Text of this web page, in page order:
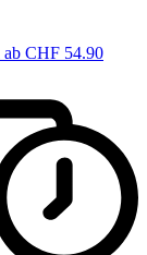
ab CHF 54.90